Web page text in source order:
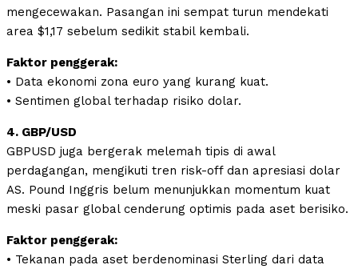
mengecewakan. Pasangan ini sempat turun mendekati
area $1,17 sebelum sedikit stabil kembali.
Faktor penggerak:
• Data ekonomi zona euro yang kurang kuat.
• Sentimen global terhadap risiko dolar.
4. GBP/USD
GBPUSD juga bergerak melemah tipis di awal
perdagangan, mengikuti tren risk-off dan apresiasi dolar
AS. Pound Inggris belum menunjukkan momentum kuat
meski pasar global cenderung optimis pada aset berisiko.
Faktor penggerak:
• Tekanan pada aset berdenominasi Sterling dari data